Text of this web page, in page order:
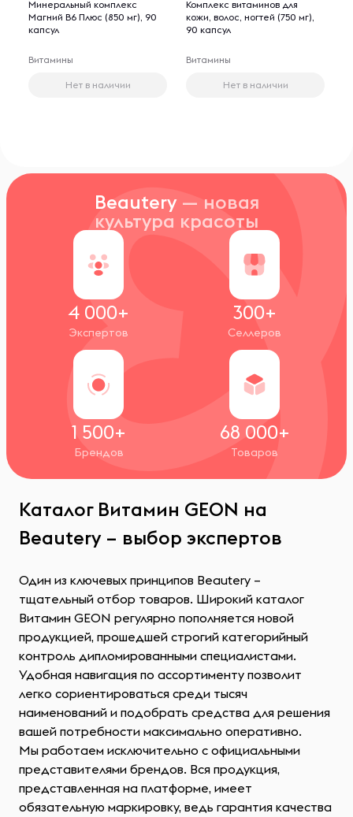
Минеральный комплекс
Магний B6 Плюс (850 мг), 90
капсул
Витамины
Нет в наличии
Комплекс витаминов для
кожи, волос, ногтей (750 мг),
90 капсул
Витамины
Нет в наличии
Beautery — новая
культура красоты
4 000+
Экспертов
300+
Селлеров
1 500+
Брендов
68 000+
Товаров
Каталог Витамин GEON на
Beautery – выбор экспертов
Один из ключевых принципов Beautery –
тщательный отбор товаров. Широкий каталог
Витамин GEON регулярно пополняется новой
продукцией, прошедшей строгий категорийный
контроль дипломированными специалистами.
Удобная навигация по ассортименту позволит
легко сориентироваться среди тысяч
наименований и подобрать средства для решения
вашей потребности максимально оперативно.
Мы работаем исключительно с официальными
представителями брендов. Вся продукция,
представленная на платформе, имеет
обязательную маркировку, ведь гарантия качества